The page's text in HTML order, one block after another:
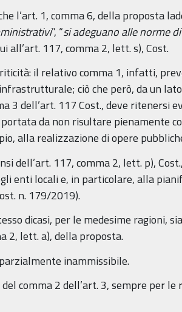
l’art. 1, comma 6, della proposta
”, “si adeguano alle norme
117, comma 2, lett. s), Cost.
il relativo comma 1, infatti,
ciò che però, da un
3 dell’art. 117 Cost., deve ritenersi
da non risultare pienamente
alla realizzazione di opere
dell’art. 117, comma 2, lett. p),
enti locali e, in particolare, alla
n. 179/2019).
dicasi, per le medesime ragioni,
2, lett. a), della proposta.
inammissibile.
comma 2 dell’art. 3, sempre per